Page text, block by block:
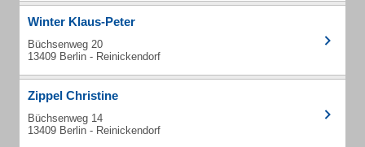
Winter Klaus-Peter
Büchsenweg 20
13409 Berlin - Reinickendorf
Zippel Christine
Büchsenweg 14
13409 Berlin - Reinickendorf